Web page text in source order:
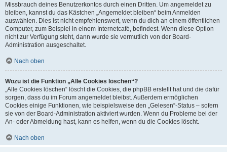
Missbrauch deines Benutzerkontos durch einen Dritten. Um angemeldet zu
bleiben, kannst du das Kästchen „Angemeldet bleiben“ beim Anmelden
auswählen. Dies ist nicht empfehlenswert, wenn du dich an einem öffentlichen
Computer, zum Beispiel in einem Internetcafé, befindest. Wenn diese Option
nicht zur Verfügung steht, dann wurde sie vermutlich von der Board-
Administration ausgeschaltet.
Nach oben
Wozu ist die Funktion „Alle Cookies löschen“?
„Alle Cookies löschen“ löscht die Cookies, die phpBB erstellt hat und die dafür
sorgen, dass du im Forum angemeldet bleibst. Außerdem ermöglichen
Cookies einige Funktionen, wie beispielsweise den „Gelesen“-Status – sofern
sie von der Board-Administration aktiviert wurden. Wenn du Probleme bei der
An- oder Abmeldung hast, kann es helfen, wenn du die Cookies löscht.
Nach oben